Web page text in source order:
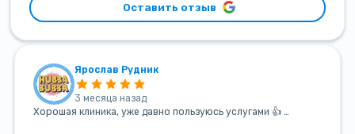
Оставить отзыв
Ярослав Рудник
3 месяца назад
Хорошая клиника, уже давно пользуюсь услугами 👍 …